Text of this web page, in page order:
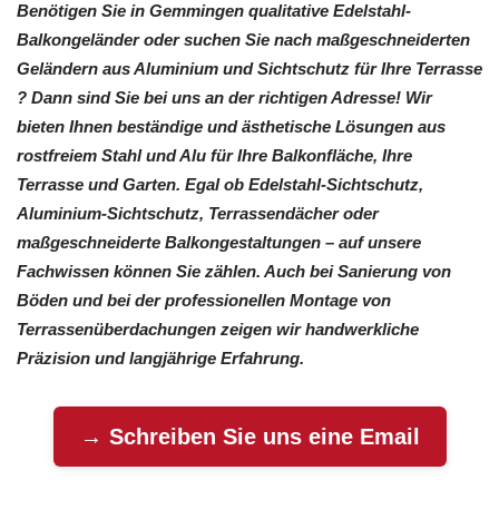
Benötigen Sie in Gemmingen qualitative Edelstahl-
Balkongeländer oder suchen Sie nach maßgeschneiderten
Geländern aus Aluminium und Sichtschutz für Ihre Terrasse
? Dann sind Sie bei uns an der richtigen Adresse! Wir
bieten Ihnen beständige und ästhetische Lösungen aus
rostfreiem Stahl und Alu für Ihre Balkonfläche, Ihre
Terrasse und Garten. Egal ob Edelstahl-Sichtschutz,
Aluminium-Sichtschutz, Terrassendächer oder
maßgeschneiderte Balkongestaltungen – auf unsere
Fachwissen können Sie zählen. Auch bei Sanierung von
Böden und bei der professionellen Montage von
Terrassenüberdachungen zeigen wir handwerkliche
Präzision und langjährige Erfahrung.
→ Schreiben Sie uns eine Email